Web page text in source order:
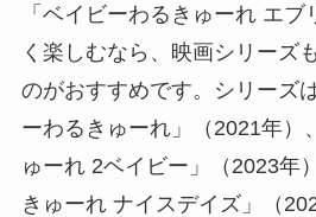
「ベイビーわるきゅーれ エ
く楽しむなら、映画シリーズ
のがおすすめです。シリーズ
ーわるきゅーれ」（2021年）
ゅーれ 2ベイビー」（2023年
きゅーれ ナイスデイズ」（